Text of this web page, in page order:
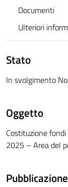
Documenti
Ulteriori
Stato
In svolgimento
Oggetto
Costituzione
2025 – Area del
Pubblicazione